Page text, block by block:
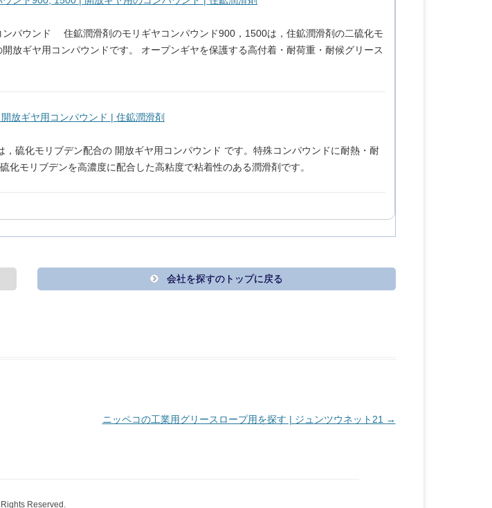
ンパウンド 住鉱潤滑剤のモリギヤコンパウンド900，1500は，住鉱潤滑剤の二硫化モ
開放ギヤ用コンパウンドです。 オープンギヤを保護する高付着・耐荷重・耐候グリース
放ギヤ用コンパウンド | 住鉱潤滑剤
，硫化モリブデン配合の 開放ギヤ用コンパウンド です。特殊コンパウンドに耐熱・耐
化モリブデンを高濃度に配合した高粘度で粘着性のある潤滑剤です。
会社を探すのトップに戻る
ニッペコの工業用グリースロープ用を探す | ジュンツウネット21 →
Reserved.